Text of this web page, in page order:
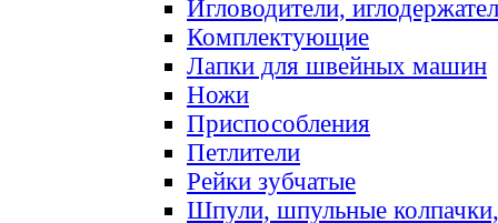
Игловодители,
Комплектующие
Лапки для швейных машин
Ножи
Приспособления
Петлители
Рейки зубчатые
Шпули, шпульные